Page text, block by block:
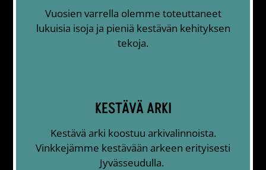
Vuosien varrella olemme toteuttaneet
lukuisia isoja ja pieniä kestävän kehityksen
tekoja.
KESTÄVÄ ARKI
Kestävä arki koostuu arkivalinnoista.
Vinkkejämme kestävään arkeen erityisesti
Jyvässeudulla.